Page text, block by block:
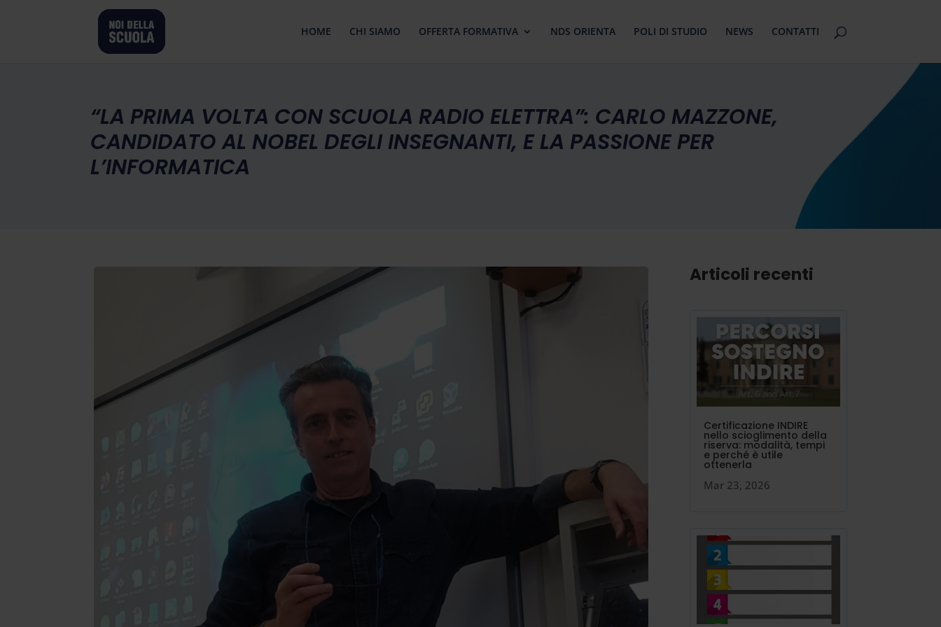
HOME CHI SIAMO OFFERTA FORMATIVA NDS ORIENTA POLI DI STUDIO NEWS CONTATTI
“LA PRIMA VOLTA CON SCUOLA RADIO ELETTRA”: CARLO MAZZONE,
CANDIDATO AL NOBEL DEGLI INSEGNANTI, E LA PASSIONE PER
L’INFORMATICA
Articoli recenti
Certificazione INDIRE
nello scioglimento della
riserva: modalità, tempi
e perché è utile
ottenerla
Mar 23, 2026